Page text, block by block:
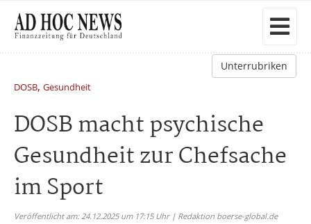
Unterrubriken
DOSB, Gesundheit
DOSB macht psychische
Gesundheit zur Chefsache
im Sport
Veröffentlicht am: 24.12.2025 um 17:15 Uhr | Redaktion boerse-global.de